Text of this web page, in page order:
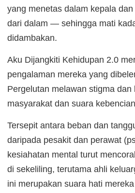
yang menetas dalam kepala
dari dalam — sehingga mati
didambakan.
Aku Dijangkiti Kehidupan 2.0
pengalaman mereka yang
Pergelutan melawan stigma dan
masyarakat dan suara
Tersepit antara beban dan
daripada pesakit dan perawat
kesiahatan mental turut
di sekeliling, terutama ahli
ini merupakan suara hati